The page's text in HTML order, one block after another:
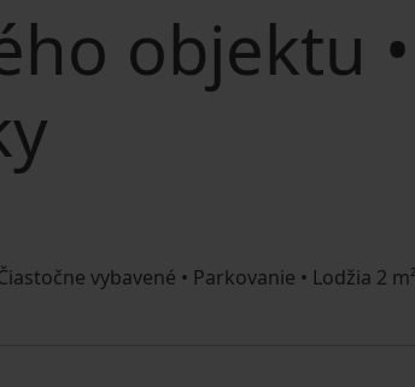
objektu •
vybavené • Parkovanie • Lodžia 2 m²